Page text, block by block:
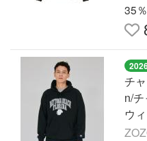
35
チ
n/
ウ
シ